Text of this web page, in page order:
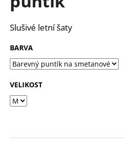
5
hvězdiček.
Slušivé letní šaty
BARVA
VELIKOST
u
j
e
m
e